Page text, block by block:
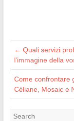
← Quali servizi
l’immagine della
Come confrontare
Céliane, Mosaic e